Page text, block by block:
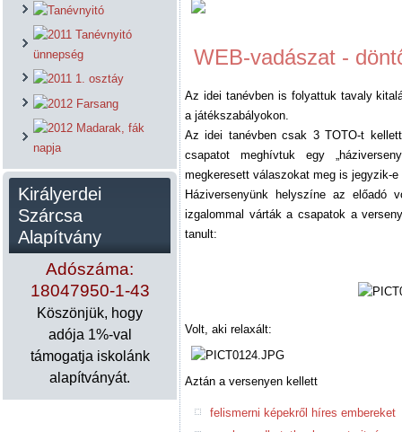
Királyerdei
Szárcsa
Alapítvány
Adószáma:
18047950-1-43
Köszönjük, hogy
adója 1%-val
támogatja iskolánk
alapítványát.
WEB-vadászat -
Az idei tanévben is folyattuk tavaly
a játékszabályokon.
Az idei tanévben csak 3 TOTO-t
csapatot meghívtuk egy
megkeresett válaszokat meg is jegyzik-e
Háziversenyünk helyszíne az
izgalommal várták a csapatok a
tanult:
Volt, aki relaxált:
Aztán a versenyen kellett
felismerni képekről híres embereket